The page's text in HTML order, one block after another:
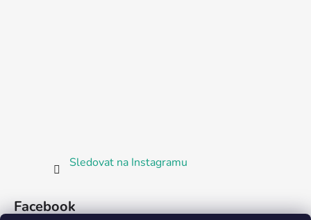
Sledovat na Instagramu
Facebook